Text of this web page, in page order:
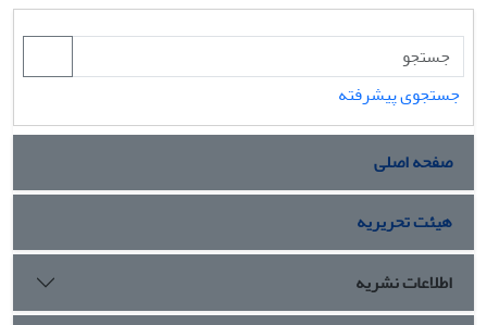
جستجوی پیشرفته
صفحه اصلی
هیئت تحریریه
اطلاعات نشریه